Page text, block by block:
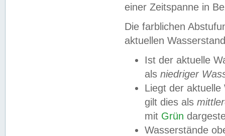
einer Zeitspanne in
Die farblichen
aktuellen
Ist der aktuelle
als niedriger
Liegt der
gilt dies als
mit Grün
Wasserstände